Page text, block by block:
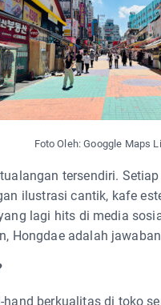
Foto Oleh: Googgle Maps
tersendiri.
ilustrasi cantik, kafe
lagi hits di media
Hongdae adalah
berkualitas di toko